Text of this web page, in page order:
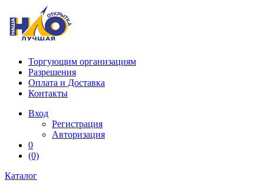
Торгующим организациям
Разрешения
Оплата и Доставка
Контакты
Вход
Регистрация
Авторизация
0
(0)
Каталог